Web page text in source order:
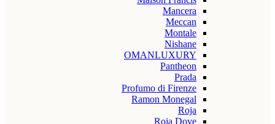
Mancera
Meccan
Montale
Nishane
OMANLUXURY
Pantheon
Prada
Profumo di Firenze
Ramon Monegal
Roja
Roja Dove